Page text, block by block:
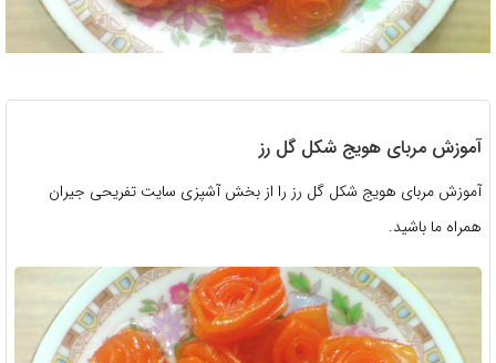
آموزش مربای هویج شکل گل رز
آموزش مربای هویج شکل گل رز را از بخش آشپزی سایت تفریحی جیران
همراه ما باشید.